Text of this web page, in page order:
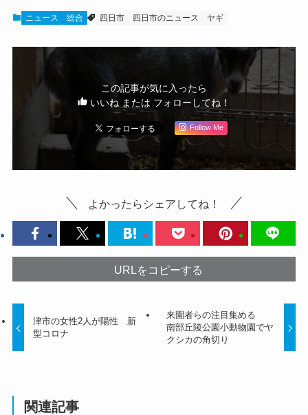
ニュース 総合 四日市 四日市のニュース ヤギ
この記事が気に入ったら
いいね または フォローしてね！
Follow Me
よかったらシェアしてね！
URLをコピーする
津市の女性2人が陽性 新
型コロナ
来園者らの注目集める
南部丘陵公園小動物園でヤ
クシカの角切り
関連記事